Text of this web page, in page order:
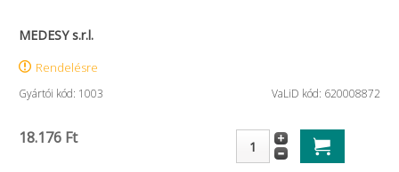
MEDESY s.r.l.
Rendelésre
Gyártói kód: 1003 VaLiD kód: 620008872
18.176 Ft